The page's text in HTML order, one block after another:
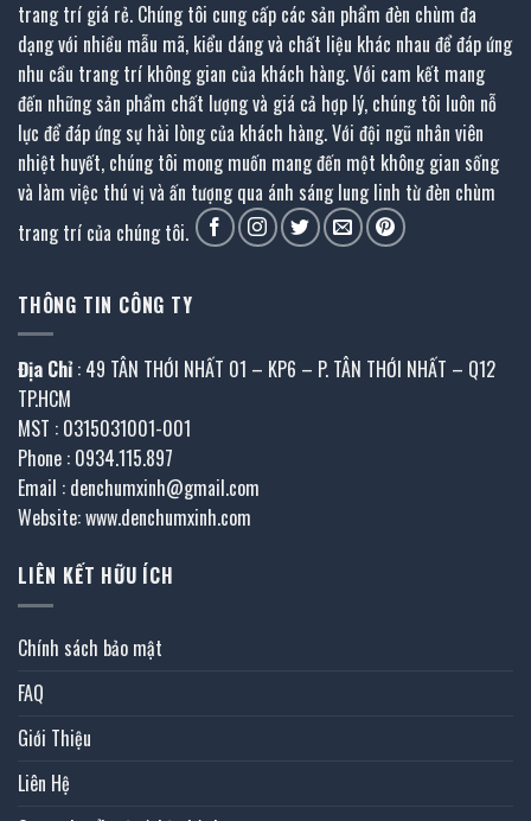
trang trí giá rẻ. Chúng tôi cung cấp các sản phẩm đèn chùm đa
dạng với nhiều mẫu mã, kiểu dáng và chất liệu khác nhau để đáp ứng
nhu cầu trang trí không gian của khách hàng. Với cam kết mang
đến những sản phẩm chất lượng và giá cả hợp lý, chúng tôi luôn nỗ
lực để đáp ứng sự hài lòng của khách hàng. Với đội ngũ nhân viên
nhiệt huyết, chúng tôi mong muốn mang đến một không gian sống
và làm việc thú vị và ấn tượng qua ánh sáng lung linh từ đèn chùm
trang trí của chúng tôi.
THÔNG TIN CÔNG TY
Địa Chỉ : 49 TÂN THỚI NHẤT 01 – KP6 – P. TÂN THỚI NHẤT – Q12
TP.HCM
MST : 0315031001-001
Phone : 0934.115.897
Email : denchumxinh@gmail.com
Website: www.denchumxinh.com
LIÊN KẾT HỮU ÍCH
Chính sách bảo mật
FAQ
Giới Thiệu
Liên Hệ